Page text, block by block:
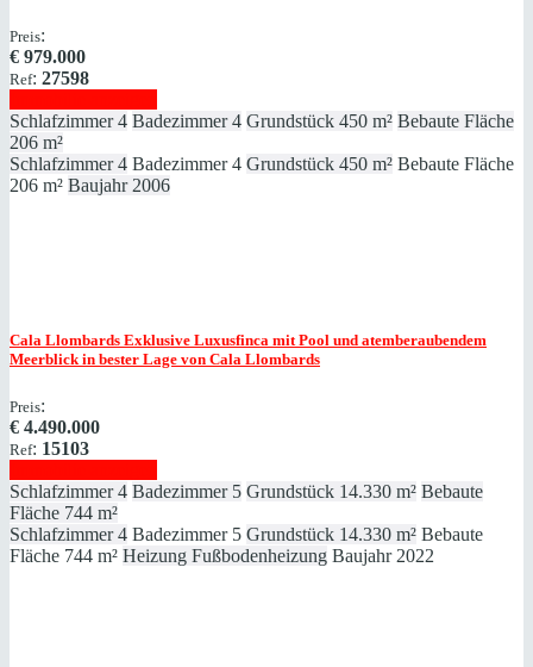
Preis:
€ 979.000
Ref: 27598
Schlafzimmer 4 Badezimmer 4 Grundstück 450 m² Bebaute Fläche
206 m²
Schlafzimmer 4 Badezimmer 4 Grundstück 450 m² Bebaute Fläche
206 m² Baujahr 2006
Cala Llombards Exklusive Luxusfinca mit Pool und atemberaubendem
Meerblick in bester Lage von Cala Llombards
Preis:
€ 4.490.000
Ref: 15103
Schlafzimmer 4 Badezimmer 5 Grundstück 14.330 m² Bebaute
Fläche 744 m²
Schlafzimmer 4 Badezimmer 5 Grundstück 14.330 m² Bebaute
Fläche 744 m² Heizung Fußbodenheizung Baujahr 2022